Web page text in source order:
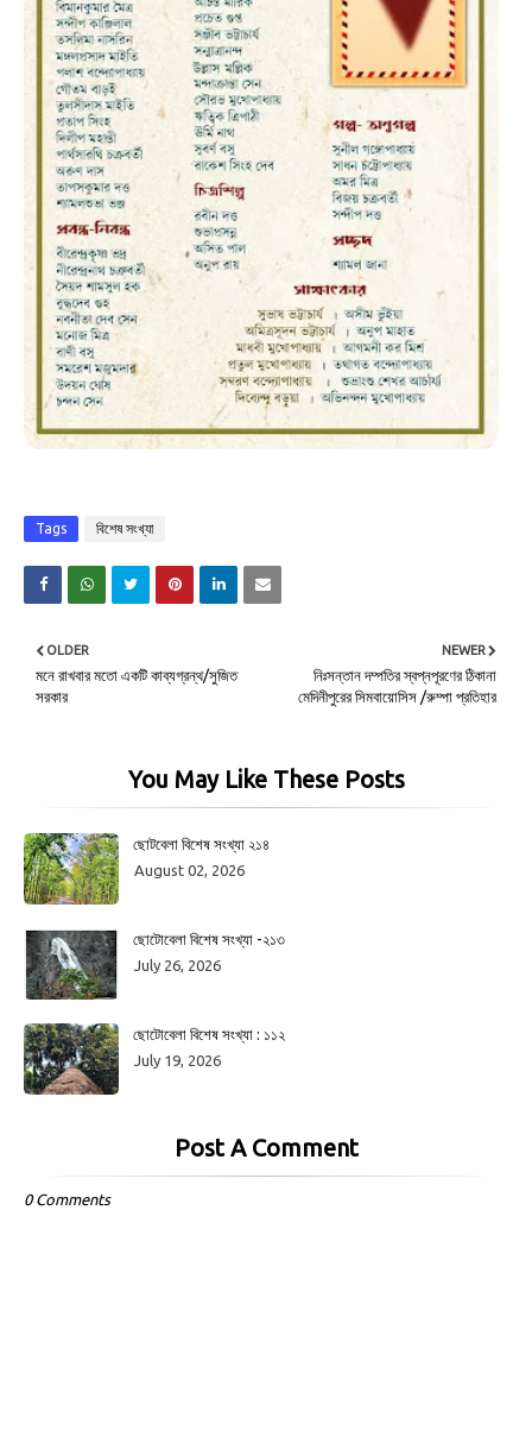
Tags বিশেষ সংখ্যা
NEWER
নিঃসন্তান দম্পতির স্বপ্নপূরণের ঠিকানা
মেদিনীপুরের সিমবায়োসিস /রুম্পা প্রতিহার
OLDER
মনে রাখবার মতো একটি কাব্যগ্রন্থ/সুজিত
সরকার
You May Like These Posts
ছোটবেলা বিশেষ সংখ্যা ২১৪
August 02, 2026
ছোটোবেলা বিশেষ সংখ্যা -২১৩
July 26, 2026
ছোটোবেলা বিশেষ সংখ্যা : ১১২
July 19, 2026
Post A Comment
0 Comments